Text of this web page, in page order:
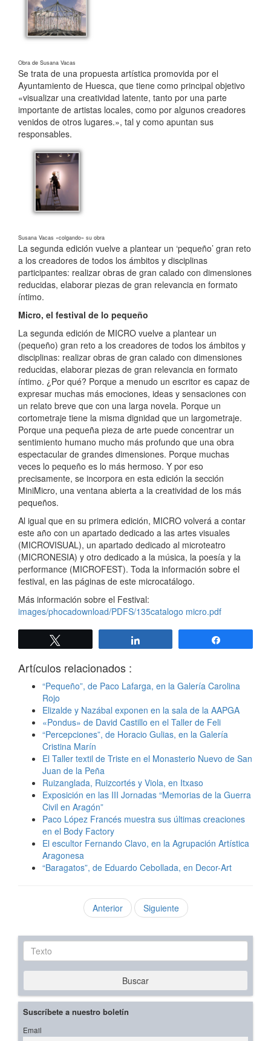
Obra de Susana Vacas
Se trata de una propuesta artística promovida por el
Ayuntamiento de Huesca, que tiene como principal objetivo
«visualizar una creatividad latente, tanto por una parte
importante de artistas locales, como por algunos creadores
venidos de otros lugares.», tal y como apuntan sus
responsables.
Susana Vacas «colgando» su obra
La segunda edición vuelve a plantear un ‘pequeño’ gran reto
a los creadores de todos los ámbitos y disciplinas
participantes: realizar obras de gran calado con dimensiones
reducidas, elaborar piezas de gran relevancia en formato
íntimo.
Micro, el festival de lo pequeño
La segunda edición de MICRO vuelve a plantear un
(pequeño) gran reto a los creadores de todos los ámbitos y
disciplinas: realizar obras de gran calado con dimensiones
reducidas, elaborar piezas de gran relevancia en formato
íntimo. ¿Por qué? Porque a menudo un escritor es capaz de
expresar muchas más emociones, ideas y sensaciones con
un relato breve que con una larga novela. Porque un
cortometraje tiene la misma dignidad que un largometraje.
Porque una pequeña pieza de arte puede concentrar un
sentimiento humano mucho más profundo que una obra
espectacular de grandes dimensiones. Porque muchas
veces lo pequeño es lo más hermoso. Y por eso
precisamente, se incorpora en esta edición la sección
MiniMicro, una ventana abierta a la creatividad de los más
pequeños.
Al igual que en su primera edición, MICRO volverá a contar
este año con un apartado dedicado a las artes visuales
(MICROVISUAL), un apartado dedicado al microteatro
(MICRONESIA) y otro dedicado a la música, la poesía y la
performance (MICROFEST). Toda la información sobre el
festival, en las páginas de este microcatálogo.
Más información sobre el Festival:
images/phocadownload/PDFS/135catalogo micro.pdf
Artículos relacionados :
“Pequeño”, de Paco Lafarga, en la Galería Carolina
Rojo
Elizalde y Nazábal exponen en la sala de la AAPGA
«Pondus» de David Castillo en el Taller de Feli
“Percepciones”, de Horacio Gulias, en la Galería
Cristina Marín
El Taller textil de Triste en el Monasterio Nuevo de San
Juan de la Peña
Ruizanglada, Ruizcortés y Viola, en Itxaso
Exposición en las III Jornadas “Memorias de la Guerra
Civil en Aragón”
Paco López Francés muestra sus últimas creaciones
en el Body Factory
El escultor Fernando Clavo, en la Agrupación Artística
Aragonesa
“Baragatos”, de Eduardo Cebollada, en Decor-Art
Anterior Siguiente
Texto
Buscar
Suscríbete a nuestro boletín
Email